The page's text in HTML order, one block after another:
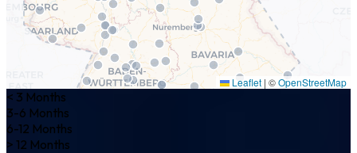
Leaflet | ©OpenStreetMap
< 3 Months
3-6 Months
6-12 Months
> 12 Months